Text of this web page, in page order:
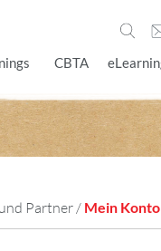
CBTA
Partner/ Mein Konto